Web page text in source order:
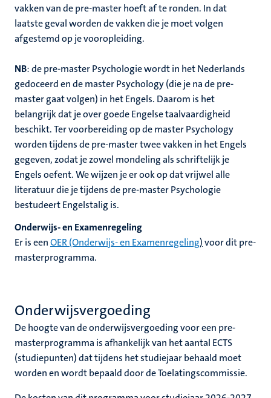
vakken van de pre-master hoeft af te ronden. In dat
laatste geval worden de vakken die je moet volgen
afgestemd op je vooropleiding.
NB: de pre-master Psychologie wordt in het Nederlands
gedoceerd en de master Psychology (die je na de pre-
master gaat volgen) in het Engels. Daarom is het
belangrijk dat je over goede Engelse taalvaardigheid
beschikt. Ter voorbereiding op de master Psychology
worden tijdens de pre-master twee vakken in het Engels
gegeven, zodat je zowel mondeling als schriftelijk je
Engels oefent. We wijzen je er ook op dat vrijwel alle
literatuur die je tijdens de pre-master Psychologie
bestudeert Engelstalig is.
Onderwijs- en Examenregeling
Er is eenOER (Onderwijs- en Examenregeling)voor dit pre-
masterprogramma.
Onderwijsvergoeding
De hoogte van de onderwijsvergoeding voor een pre-
masterprogramma is afhankelijk van het aantal ECTS
(studiepunten) dat tijdens het studiejaar behaald moet
worden en wordt bepaald door de Toelatingscommissie.